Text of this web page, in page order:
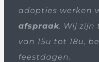
adopties werken
afspraak. Wij zijn
van 15u tot 18u,
feestdagen.